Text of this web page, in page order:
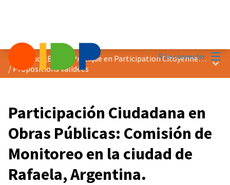
Se connecter
Prix &quot;Bonne Pratique en Participation Citoyenne&quot; 2020
/Propositions validées
Participación Ciudadana en
Obras Públicas: Comisión de
Monitoreo en la ciudad de
Rafaela, Argentina.